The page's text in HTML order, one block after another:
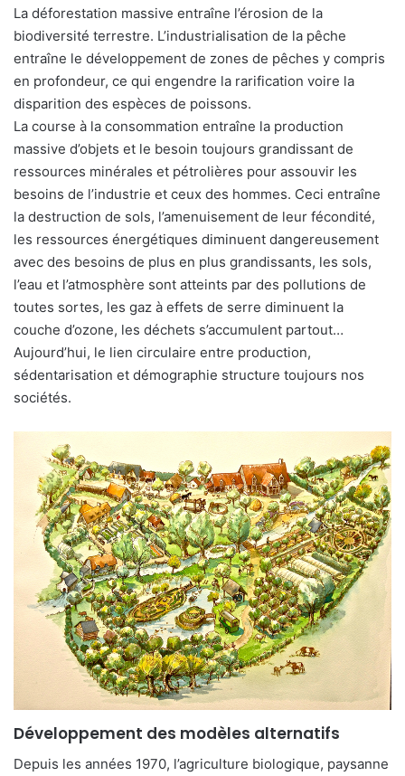
La déforestation massive entraîne l’érosion de la
biodiversité terrestre. L’industrialisation de la pêche
entraîne le développement de zones de pêches y compris
en profondeur, ce qui engendre la rarification voire la
disparition des espèces de poissons.
La course à la consommation entraîne la production
massive d’objets et le besoin toujours grandissant de
ressources minérales et pétrolières pour assouvir les
besoins de l’industrie et ceux des hommes. Ceci entraîne
la destruction de sols, l’amenuisement de leur fécondité,
les ressources énergétiques diminuent dangereusement
avec des besoins de plus en plus grandissants, les sols,
l’eau et l’atmosphère sont atteints par des pollutions de
toutes sortes, les gaz à effets de serre diminuent la
couche d’ozone, les déchets s’accumulent partout…
Aujourd’hui, le lien circulaire entre production,
sédentarisation et démographie structure toujours nos
sociétés.
Développement des modèles alternatifs
Depuis les années 1970, l’agriculture biologique, paysanne